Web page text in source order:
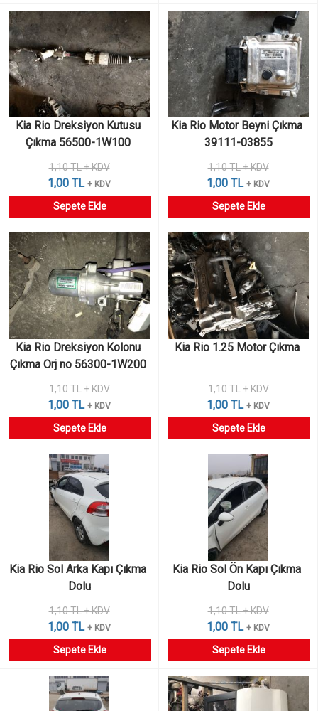
Kia Rio Dreksiyon Kutusu
Çıkma 56500-1W100
1,10 TL + KDV
1,00 TL + KDV
Sepete Ekle
Kia Rio Motor Beyni Çıkma
39111-03855
1,10 TL + KDV
1,00 TL + KDV
Sepete Ekle
Kia Rio Dreksiyon Kolonu
Çıkma Orj no 56300-1W200
1,10 TL + KDV
1,00 TL + KDV
Sepete Ekle
Kia Rio 1.25 Motor Çıkma
1,10 TL + KDV
1,00 TL + KDV
Sepete Ekle
Kia Rio Sol Arka Kapı Çıkma
Dolu
1,10 TL + KDV
1,00 TL + KDV
Sepete Ekle
Kia Rio Sol Ön Kapı Çıkma
Dolu
1,10 TL + KDV
1,00 TL + KDV
Sepete Ekle